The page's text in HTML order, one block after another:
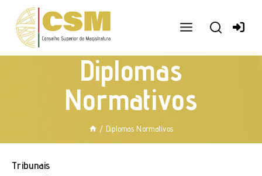
conteúdo
Diplomas
Normativos
/ Diplomas Normativos
Tribunais